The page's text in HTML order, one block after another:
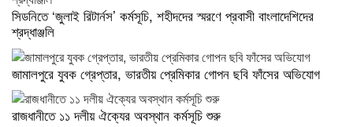
সিডনিতে ‘জুলাই রিটার্নস’ কর্মসূচি, শহীদদের স্মরণে প্রবাসী বাংলাদেশিদের
শ্রদ্ধাঞ্জলি
জামালপুরে যুবক গ্রেপ্তার, ভারতীয় প্রেমিকার গোপন ছবি ফাঁসের অভিযোগ
রাজধানীতে ১১ দলীয় ঐক্যের অবস্থান কর্মসূচি শুরু